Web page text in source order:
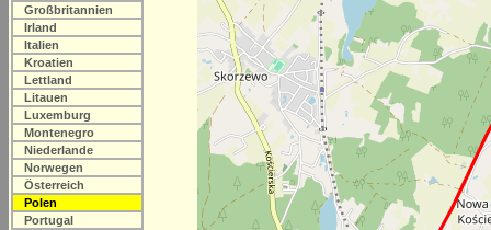
Großbritannien
Irland
Italien
Kroatien
Lettland
Litauen
Luxemburg
Montenegro
Niederlande
Norwegen
Österreich
Polen
Portugal